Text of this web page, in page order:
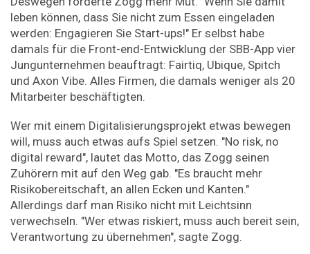
leben können, dass Sie nicht zum Essen eingeladen
werden: Engagieren Sie Start-ups!" Er selbst habe
damals für die Front-end-Entwicklung der SBB-App vier
Jungunternehmen beauftragt: Fairtiq, Ubique, Spitch
und Axon Vibe. Alles Firmen, die damals weniger als 20
Mitarbeiter beschäftigten.
Wer mit einem Digitalisierungsprojekt etwas bewegen
will, muss auch etwas aufs Spiel setzen. "No risk, no
digital reward", lautet das Motto, das Zogg seinen
Zuhörern mit auf den Weg gab. "Es braucht mehr
Risikobereitschaft, an allen Ecken und Kanten."
Allerdings darf man Risiko nicht mit Leichtsinn
verwechseln. "Wer etwas riskiert, muss auch bereit sein,
Verantwortung zu übernehmen", sagte Zogg.